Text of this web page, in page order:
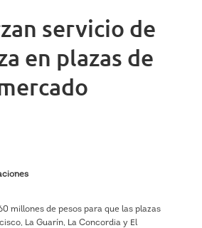
servicio de
en plazas de
millones de pesos para que las plazas
La Guarín, La Concordia y El